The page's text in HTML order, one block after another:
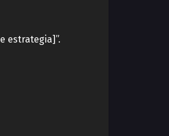
estrategia]”.